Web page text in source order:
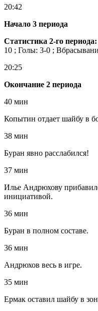
20:42
Начало 3 периода
Статистика 2-го периода:
10 ; Голы: 3-0 ;
20:25
Окончание 2 периода
40 мин
Копытин отдает шайбу в
38 мин
Буран явно расслабился!
37 мин
Илье Андрюхову
инициативой.
36 мин
Буран в полном составе.
36 мин
Андрюхов весь в игре.
35 мин
Ермак оставил шайбу в